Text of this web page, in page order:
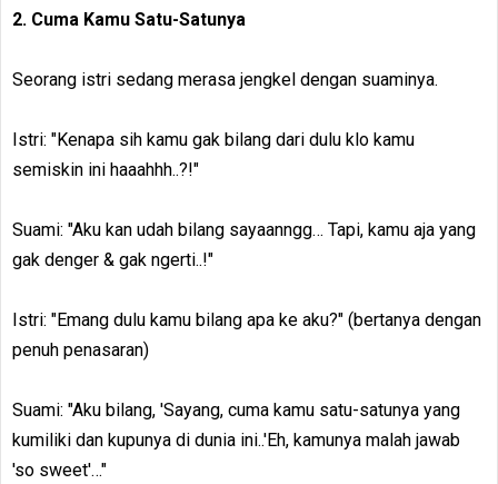
2. Cuma Kamu Satu-Satunya
Seorang istri sedang merasa jengkel dengan suaminya.
Istri: "Kenapa sih kamu gak bilang dari dulu klo kamu
semiskin ini haaahhh..?!"
Suami: "Aku kan udah bilang sayaanngg… Tapi, kamu aja yang
gak denger & gak ngerti..!"
Istri: "Emang dulu kamu bilang apa ke aku?" (bertanya dengan
penuh penasaran)
Suami: "Aku bilang, 'Sayang, cuma kamu satu-satunya yang
kumiliki dan kupunya di dunia ini..'Eh, kamunya malah jawab
'so sweet'…"